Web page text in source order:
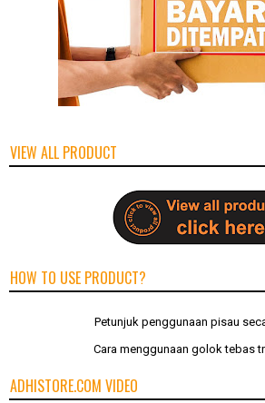
VIEW ALL PRODUCT
HOW TO USE PRODUCT?
Petunjuk penggunaan pisau
Cara menggunaan golok tebas
ADHISTORE.COM VIDEO